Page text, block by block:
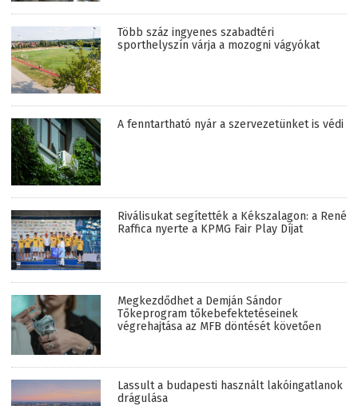
Több száz ingyenes szabadtéri
sporthelyszín várja a mozogni vágyókat
A fenntartható nyár a szervezetünket is védi
Riválisukat segítették a Kékszalagon: a René
Raffica nyerte a KPMG Fair Play Díjat
Megkezdődhet a Demján Sándor
Tőkeprogram tőkebefektetéseinek
végrehajtása az MFB döntését követően
Lassult a budapesti használt lakóingatlanok
drágulása